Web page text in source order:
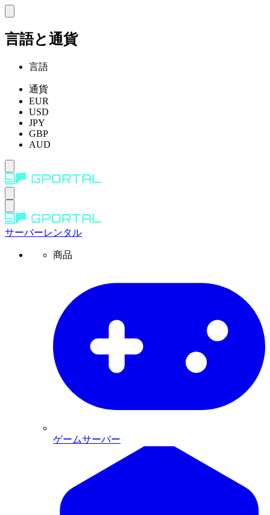
言語と通貨
言語
通貨
EUR
USD
JPY
GBP
AUD
サーバーレンタル
商品
ゲームサーバー